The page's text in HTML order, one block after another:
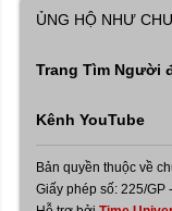
ỦNG HỘ NHƯ
Trang Tìm Người
Kênh YouTube
Bản quyền thuộc về
Giấy phép số: 225/GP